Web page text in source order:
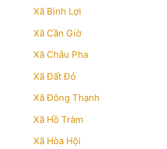
Xã Bình Lợi
Xã Cần Giờ
Xã Châu Pha
Xã Đất Đỏ
Xã Đông Thạnh
Xã Hồ Tràm
Xã Hòa Hội